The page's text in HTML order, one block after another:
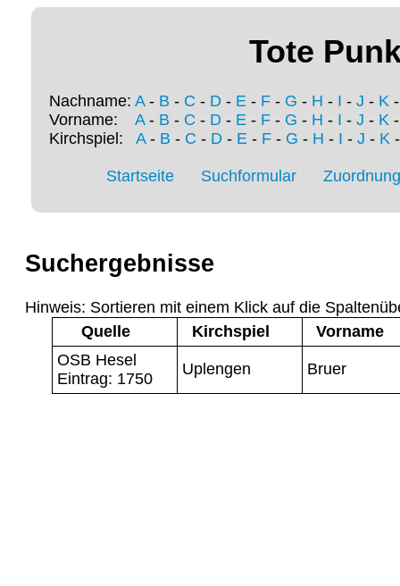
Tote
Nachname: A- B - C - D - E - F - G - H - I - J - K
Vorname: A- B - C - D - E - F - G - H - I - J - K
Kirchspiel: A- B - C - D- E- F- G - H - I - J - K
Startseite Suchformular
Suchergebnisse
Hinweis: Sortieren mit einem Klick auf die
Quelle
Kirchspiel
Vorname
OSB Hesel
Eintrag: 1750
Uplengen Bruer